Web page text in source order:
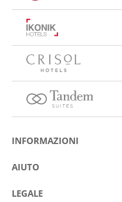
INFORMAZIONI
Su Eurostars Hotel Company
Concorsis
AIUTO
Contattare
LEGALE